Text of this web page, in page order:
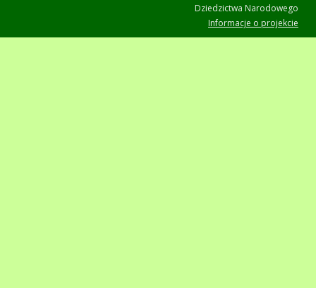
Dziedzictwa Narodowego
Informacje o projekcie